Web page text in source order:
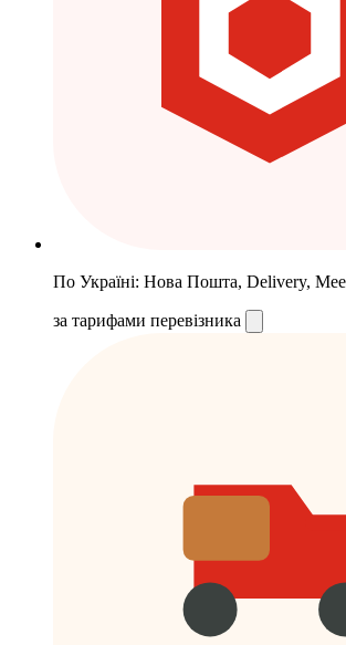
По Україні: Нова Пошта, Delivery,
за тарифами перевізника